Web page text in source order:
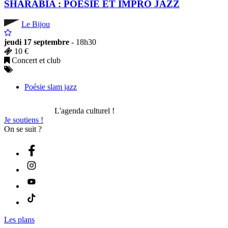
SHARABIA : POÉSIE ET IMPRO JAZZ
Le Bijou
jeudi 17 septembre - 18h30
10 €
Concert et club
Poésie slam jazz
L'agenda culturel !
Je soutiens !
On se suit ?
Les plans